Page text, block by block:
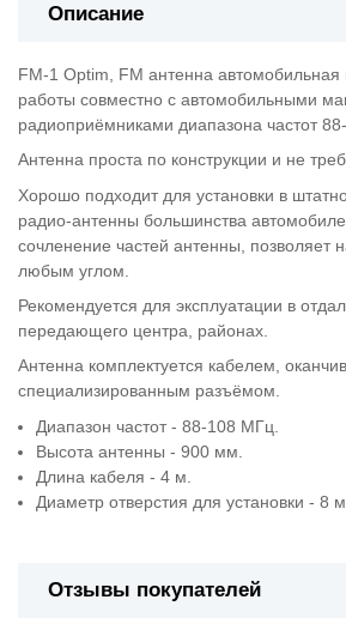
Описание
FM-1 Optim, FM антенна автомобильная
работы совместно с автомобильными
радиоприёмниками диапазона частот
Антенна проста по конструкции и не
Хорошо подходит для установки в
радио-антенны большинства
сочленение частей антенны, позволяет
любым углом.
Рекомендуется для эксплуатации в
передающего центра, районах.
Антенна комплектуется кабелем,
специализированным разъёмом.
Диапазон частот - 88-108 МГц.
Высота антенны - 900 мм.
Длина кабеля - 4 м.
Диаметр отверстия для установки - 8
Отзывы покупателей